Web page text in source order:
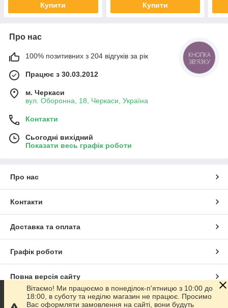
Купити Купити
Про нас
100% позитивних з 204 відгуків за рік
Працює з 30.03.2012
м. Черкаси
вул. Оборонна, 18, Черкаси, Україна
Контакти
Сьогодні вихідний
Показати весь графік роботи
Про нас
Контакти
Доставка та оплата
Графік роботи
Повна версія сайту
Сайт створено на маркетплейсіProm.ua
Вітаємо! Ми працюємо в понеділок-п'ятницю з 10:00 до
18:00, в суботу та неділю магазин не працює. Просимо
Вас оформляти замовлення на сайті, вони будуть
КНОПКА
ЗВ'ЯЗКУ